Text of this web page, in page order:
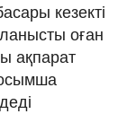
кезекті
оған
ақпарат